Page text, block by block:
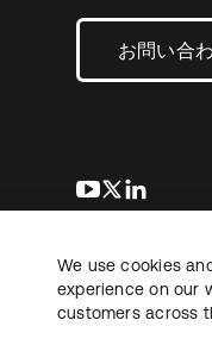
お問い合
新しいタブ
新しいタ
Copyright ©
We use cookies
experience on our
customers across